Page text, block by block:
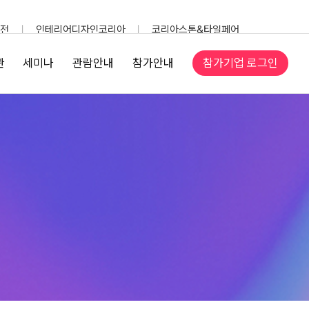
인테리어디자인코리아
코리아스톤&타일페어
세미나 관람안내 참가안내 참가기업 로그인